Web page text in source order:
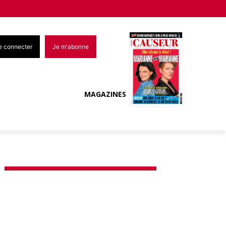
connecter Je m'abonne
MAGAZINES